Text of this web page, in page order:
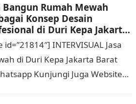
Bangun Rumah Mewah
Konsep Desain
di Duri Kepa Jakarta
Hubungi 0811 9933 588
INTERVISUAL Jasa
di Duri Kepa Jakarta Barat
Kunjungi Juga Website